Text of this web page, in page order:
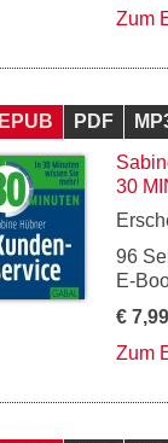
Zum
EPUB PDF
30
96
E-
€
Zum